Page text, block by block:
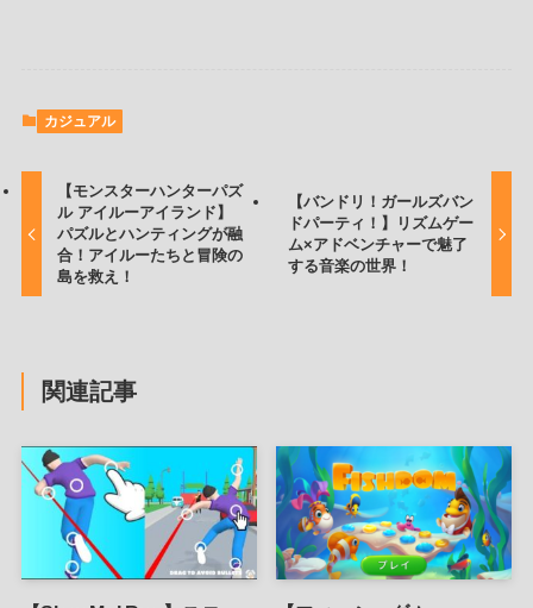
カジュアル
【モンスターハンターパズ
ル アイルーアイランド】
パズルとハンティングが融
合！アイルーたちと冒険の
島を救え！
【バンドリ！ガールズバン
ドパーティ！】リズムゲー
ム×アドベンチャーで魅了
する音楽の世界！
関連記事